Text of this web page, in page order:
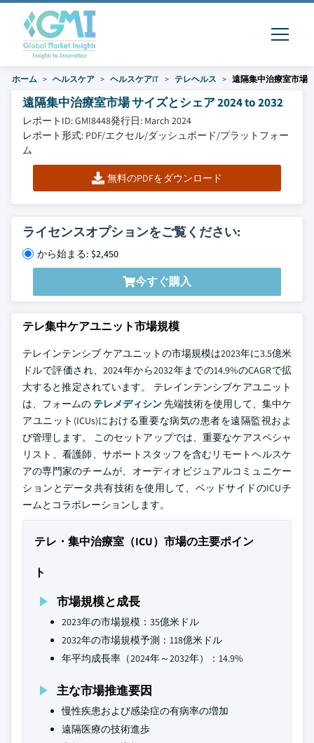
ホーム ヘルスケア ヘルスケアIT テレヘルス 遠隔集中治療室市場
遠隔集中治療室市場 サイズとシェア 2024 to 2032
レポートID: GMI8448発行日: March 2024
レポート形式: PDF/エクセル/ダッシュボード/プラットフォー
ム
無料のPDFをダウンロード
ライセンスオプションをご覧ください:
から始まる: $2,450
今すぐ購入
テレ集中ケアユニット市場規模
テレインテンシブ ケアユニットの市場規模は2023年に3.5億米
ドルで評価され、2024年から2032年までの14.9%のCAGRで拡
大すると推定されています。 テレインテンシブケアユニット
は、フォームの テレメディシン先端技術を使用して、集中ケ
アユニット(ICUs)における重要な病気の患者を遠隔監視およ
び管理します。 このセットアップでは、重要なケアスペシャ
リスト、看護師、サポートスタッフを含むリモートヘルスケ
アの専門家のチームが、オーディオビジュアルコミュニケー
ションとデータ共有技術を使用して、ベッドサイドのICUチ
ームとコラボレーションします。
テレ・集中治療室（ICU）市場の主要ポイン
ト
市場規模と成長
2023年の市場規模：35億米ドル
2032年の市場規模予測：118億米ドル
年平均成長率（2024年～2032年）：14.9%
主な市場推進要因
慢性疾患および感染症の有病率の増加
遠隔医療の技術進歩